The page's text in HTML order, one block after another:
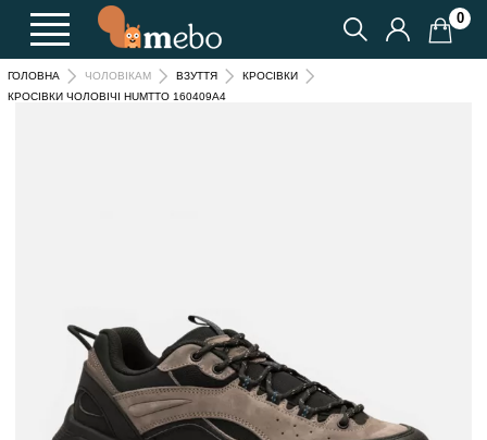
0
ГОЛОВНА ЧОЛОВІКАМ ВЗУТТЯ
КРОСІВКИ
КРОСІВКИ ЧОЛОВІЧІ HUMTTO 160409A4